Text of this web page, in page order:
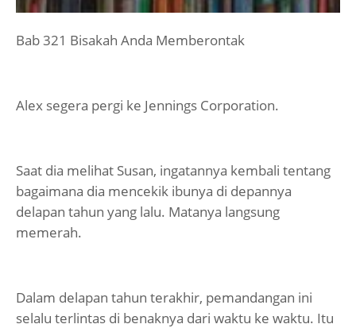
Bab 321 Bisakah Anda Memberontak
Alex segera pergi ke Jennings Corporation.
Saat dia melihat Susan, ingatannya kembali tentang
bagaimana dia mencekik ibunya di depannya
delapan tahun yang lalu. Matanya langsung
memerah.
Dalam delapan tahun terakhir, pemandangan ini
selalu terlintas di benaknya dari waktu ke waktu. Itu